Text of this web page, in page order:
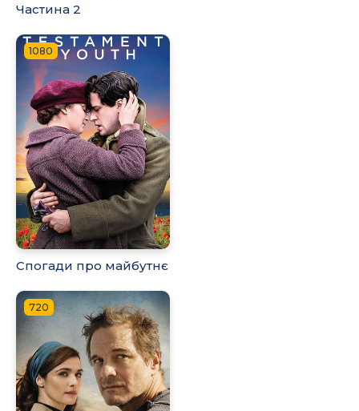
Частина 2
1080
Спогади про майбутнє
720